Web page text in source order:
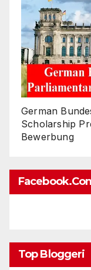
German
Scholarship
Bewerbung
Top Bloggeri